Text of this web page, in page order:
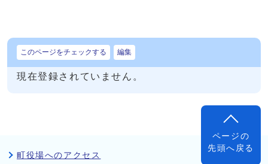
このページをチェックする 編集
現在登録されていません。
ページの
先頭へ戻る
町役場へのアクセス